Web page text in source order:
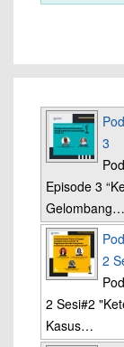
3
Episode 3
Gelombang…
2
2 Sesi#2
Kasus…